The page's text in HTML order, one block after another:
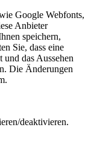
Google Webfonts,
Anbieter
speichern,
Sie, dass eine
das Aussehen
Die Änderungen
deaktivieren.